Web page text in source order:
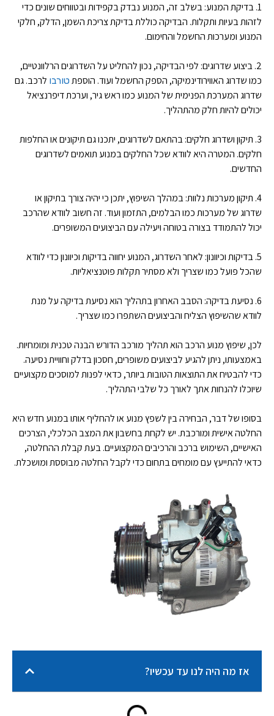
1. בדיקת המנוע: בשלב זה, המנוע נבדק בקפידות ובטווחים שונים כדי
לזהות בעיות ותקלות. הבדיקה כוללת בדיקת צריכת השמן, הדלק, חלקי
המנוע ומערכות החשמל והחימום.
2. ביצוע שדרוגים: לפי הבדיקה, נכון להחליט על השדרוגים הרלוונטיים,
כמו שדרוג האווירודינמיקה, הספק החשמל ועוד. הוספת טורבו לרכב. גם
שדרוג המערכת הפנימית של המנוע כמו ראש גיר, וערכת דיפרנציאל
יכולים להיות חלק מהתהליך.
3. תיקון ושדרוג חלקים: בהתאם לשדרוגים, יתכנו גם תיקונים או החלפות
חלקים. המטרה היא לוודא שכל החלקים במנוע תואמים לשדרוגים
החדשים.
4. תיקון מערכות נלוות: במהלך השיפוץ, יתכן כי יהיה צורך בתיקון או
שדרוג של מערכות כמו הבלמים, התזמון ועוד. זה חשוב לוודא שהרכב
יכול להתמודד בצורה בטוחה ויעילה עם הביצועים המשופרים.
5. בדיקות וכיוונון: לאחר השדרוג, המנוע יחווה בדיקות וכיוונון כדי לוודא
שהכל פועל כמו שצריך ולא מסתיר תקלות פוטנציאליות.
6. נסיעת בדיקה: הסבב האחרון בתהליך הוא נסיעת בדיקה על מנת
לוודא שהשיפוץ הצליח והביצועים השתפרו כמו שצריך.
לכן, שיפוץ מנוע הרכב הוא תהליך מורכב הדורש הבנה טכנית ומומחיות.
באמצעותו, ניתן להגיע לביצועים משופרים, חסכון בדלק וחוויית נסיעה.
כדי להבטיח את התוצאות הטובות ביותר, כדאי לפנות למוסכים מקצועיים
שיוכלו להנחות אתך לאורך כל שלבי התהליך.
בסופו של דבר, הבחירה בין לשפץ מנוע או להחליף אותו במנוע חדש היא
החלטה אישית ומורכבת. יש לקחת בחשבון את המצב הכלכלי, הצרכים
האישיים, השימוש ברכב והרכיבים המקצועיים. בעת קבלת ההחלטה,
כדאי להתייעץ עם מומחים בתחום כדי לקבל החלטה מבוססת ומושכלת.
אז מה היה לנו עד עכשיו?